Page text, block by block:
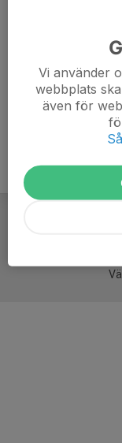
Vi använder
webbplats
även för